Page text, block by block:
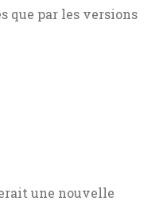
que par les versions
une nouvelle